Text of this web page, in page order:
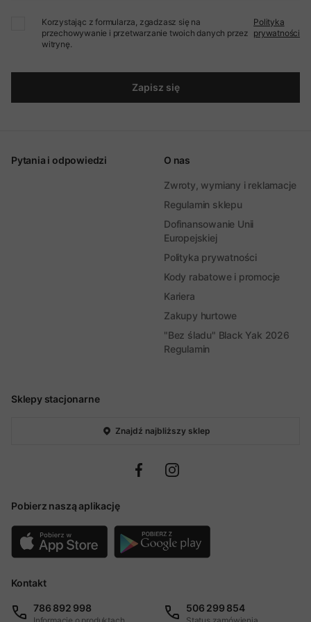
Korzystając z formularza, zgadzasz się na
przechowywanie i przetwarzanie twoich danych przez
witrynę.
Polityka
prywatności
Zapisz się
Sklepy stacjonarne
Znajdź najbliższy sklep
Pobierz naszą aplikację
Pytania i odpowiedzi O nas
Zwroty, wymiany i reklamacje
Regulamin sklepu
Dofinansowanie Unii
Europejskiej
Polityka prywatności
Kody rabatowe i promocje
Kariera
Zakupy hurtowe
"Bez śladu" Black Yak 2026
Regulamin
Kontakt
786 892 998 506 299 854